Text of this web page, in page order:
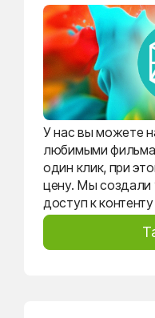
У нас вы можете
любимыми
один клик, при
цену. Мы создали
доступ к